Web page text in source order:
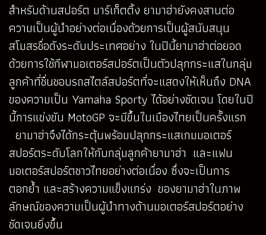
สำหรับด้านสปอร์ต มาร์เก็ตติ้ง ยามาฮ่ายังคงสานต่อ
ความเป็นผู้นำอย่างต่อเนื่องด้วยการเป็นผู้สนับสนุน
สโมสรชื่อดังระดับประเทศอย่าง ในปีนี้ยามาฮ่าต่อยอด
ด้วยการใช้กีฬามอเตอร์สปอร์ตเป็นตัวปลุกกระแสในกลุ่ม
ลูกค้าที่ชื่นชอบรถสไตล์สปอร์ตที่จะแสดงให้เห็นถึง DNA
ของความเป็น Yamaha Sporty ได้อย่างชัดเจน โดยในปี
นี้การแข่งขัน MotoGP จะมีขึ้นในเมืองไทยเป็นครั้งแรก
ยามาฮ่าจึงได้กระตุ้นพร้อมปลุกกระแสเกมมอเตอร์
สปอร์ตระดับโลกให้กับกลุ่มลูกค้ายามาฮ่า และแฟน
มอเตอร์สปอร์ตชาวไทยอย่างต่อเนื่อง ซึ่งจะเป็นการ
ตอกย้ำ และสร้างความแข็งแกร่ง ของยามาฮ่าในภาพ
ลักษณ์ของความเป็นผู้นำทางด้านมอเตอร์สปอร์ตอย่าง
ชัดเจนยิ่งขึ้น